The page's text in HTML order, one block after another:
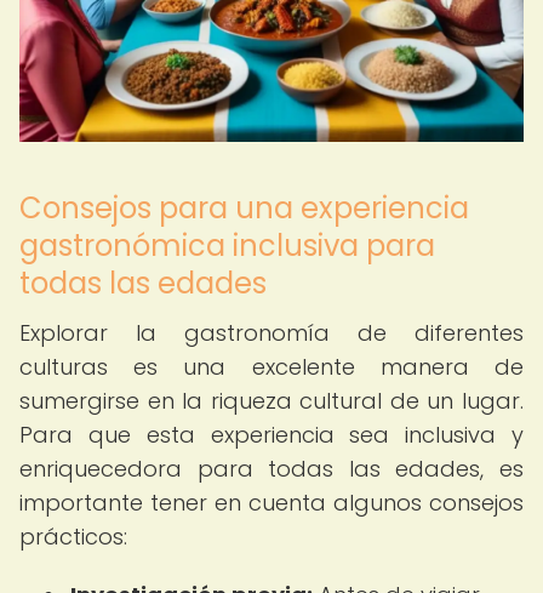
Consejos para una experiencia
gastronómica inclusiva para
todas las edades
Explorar la gastronomía de diferentes
culturas es una excelente manera de
sumergirse en la riqueza cultural de un lugar.
Para que esta experiencia sea inclusiva y
enriquecedora para todas las edades, es
importante tener en cuenta algunos consejos
prácticos: